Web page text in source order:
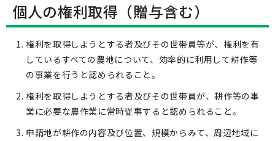
個人の権利取得（贈与含む）
権利を取得しようとする者及びその世帯員等が、権利を有
しているすべての農地について、効率的に利用して耕作等
の事業を行うと認められること。
権利を取得しようとする者及びその世帯員が、耕作等の事
業に必要な農作業に常時従事すると認められること。
申請地が耕作の内容及び位置、規模からみて、周辺地域に